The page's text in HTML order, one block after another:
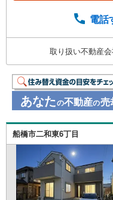
ンやその他のサ
携わる不動産ビ
とはプロとしての
サポートする体
告と確認を繰り返
覧いただきありが
電話
取り扱い不動産
あなたの不動産の売
船橋市二和東6丁目